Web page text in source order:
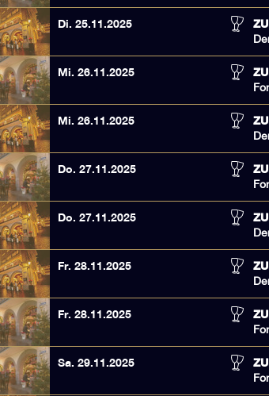
Di. 25.11.2025
Mi. 26.11.2025
Mi. 26.11.2025
Do. 27.11.2025
Do. 27.11.2025
Fr. 28.11.2025
Fr. 28.11.2025
Sa. 29.11.2025